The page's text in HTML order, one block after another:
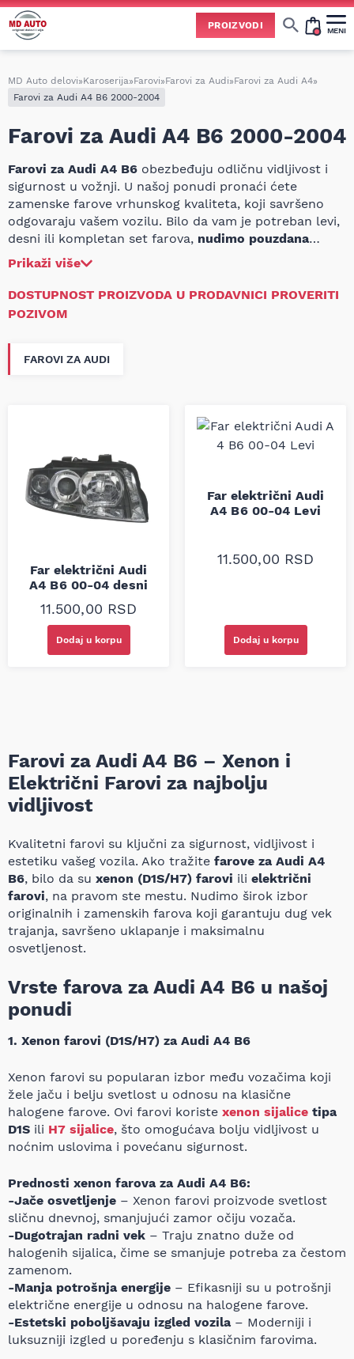
PROIZVODI MENI
MD Auto delovi»Karoserija»Farovi»Farovi za Audi»Farovi za Audi A4»
Farovi za Audi A4 B6 2000-2004
Farovi za Audi A4 B6 2000-2004
Farovi za Audi A4 B6 obezbeđuju odličnu vidljivost i
sigurnost u vožnji. U našoj ponudi pronaći ćete
zamenske farove vrhunskog kvaliteta, koji savršeno
odgovaraju vašem vozilu. Bilo da vam je potreban levi,
desni ili kompletan set farova, nudimo pouzdana
rešenja po povoljnim cenama.
Prikaži više
DOSTUPNOST PROIZVODA U PRODAVNICI PROVERITI
POZIVOM
FAROVI ZA AUDI
Far električni Audi
A4 B6 00-04 desni
11.500,00 RSD
Dodaj u korpu
Far električni Audi
A4 B6 00-04 Levi
11.500,00 RSD
Dodaj u korpu
Farovi za Audi A4 B6 – Xenon i
Električni Farovi za najbolju
vidljivost
Kvalitetni farovi su ključni za sigurnost, vidljivost i
estetiku vašeg vozila. Ako tražite farove za Audi A4
B6, bilo da su xenon (D1S/H7) farovi ili električni
farovi, na pravom ste mestu. Nudimo širok izbor
originalnih i zamenskih farova koji garantuju dug vek
trajanja, savršeno uklapanje i maksimalnu
osvetljenost.
Vrste farova za Audi A4 B6 u našoj
ponudi
1. Xenon farovi (D1S/H7) za Audi A4 B6
Xenon farovi su popularan izbor među vozačima koji
žele jaču i belju svetlost u odnosu na klasične
halogene farove. Ovi farovi koriste xenon sijalice tipa
D1S ili H7 sijalice, što omogućava bolju vidljivost u
noćnim uslovima i povećanu sigurnost.
Prednosti xenon farova za Audi A4 B6:
-Jače osvetljenje – Xenon farovi proizvode svetlost
sličnu dnevnoj, smanjujući zamor očiju vozača.
-Dugotrajan radni vek – Traju znatno duže od
halogenih sijalica, čime se smanjuje potreba za čestom
zamenom.
-Manja potrošnja energije – Efikasniji su u potrošnji
električne energije u odnosu na halogene farove.
-Estetski poboljšavaju izgled vozila– Moderniji i
luksuzniji izgled u poređenju s klasičnim farovima.